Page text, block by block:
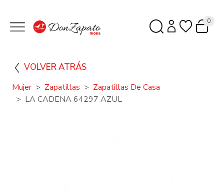
0
VOLVER ATRÁS
Mujer Zapatillas
Zapatillas De Casa
LA CADENA 64297 AZUL